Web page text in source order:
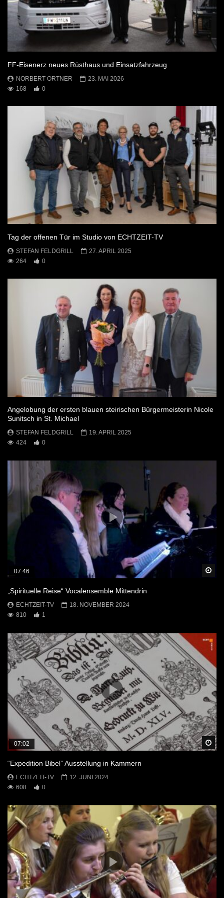
FF-Eisenerz neues Rüsthaus und Einsatzfahrzeug
NORBERT ORTNER
23. MAI 2026
168
0
Tag der offenen Tür im Studio von ECHTZEIT-TV
STEFAN FELDGRILL
27. APRIL 2025
264
0
Angelobung der ersten blauen steirischen Bürgermeisterin Nicole
Sunitsch in St. Michael
STEFAN FELDGRILL
19. APRIL 2025
424
0
07:46
„Spirituelle Reise“ Vocalensemble Mittendrin
ECHTZEIT-TV
18. NOVEMBER 2024
810
1
07:02
“Expedition Bibel” Ausstellung in Kammern
ECHTZEIT-TV
12. JUNI 2024
608
0